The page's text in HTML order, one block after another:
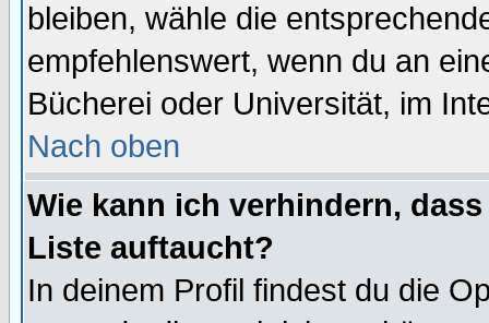
bleiben, wähle die
empfehlenswert, wenn du an
Bücherei oder Universität, im
Nach oben
Wie kann ich verhindern,
Liste auftaucht?
In deinem Profil findest du die